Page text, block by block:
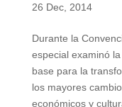
26 Dec, 2014
Durante la
especial examinó
base para la
los mayores
económicos y